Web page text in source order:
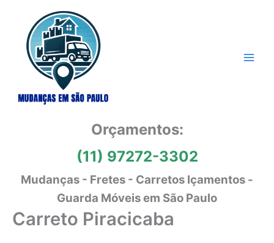
conteúdo
Orçamentos:
(11) 97272-3302
Mudanças - Fretes - Carretos Içamentos -
Guarda Móveis em São Paulo
Carreto Piracicaba